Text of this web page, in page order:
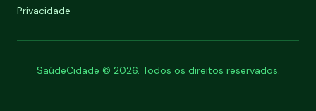
Privacidade
SaúdeCidade © 2026. Todos os direitos reservados.